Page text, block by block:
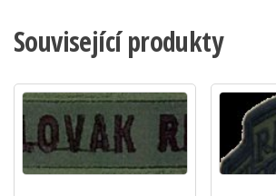
Související produkty